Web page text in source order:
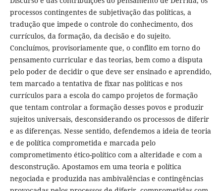
processos contingentes de subjetivação das políticas, a
tradução que impede o controle do conhecimento, dos
currículos, da formação, da decisão e do sujeito.
Concluímos, provisoriamente que, o conflito em torno do
pensamento curricular e das teorias, bem como a disputa
pelo poder de decidir o que deve ser ensinado e aprendido,
tem marcado a tentativa de fixar nas políticas e nos
currículos para a escola do campo projetos de formação
que tentam controlar a formação desses povos e produzir
sujeitos universais, desconsiderando os processos de diferir
e as diferenças. Nesse sentido, defendemos a ideia de teoria
e de política comprometida e marcada pelo
comprometimento ético-político com a alteridade e com a
desconstrução. Apostamos em uma teoria e política
negociada e produzida nas ambivalências e contingências